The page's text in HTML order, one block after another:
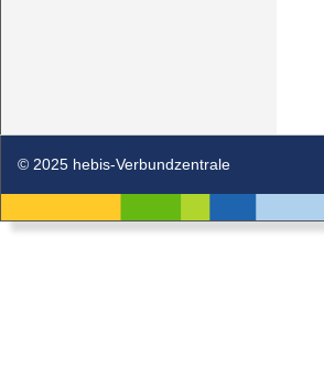
© 2025 hebis-Verbundzentrale